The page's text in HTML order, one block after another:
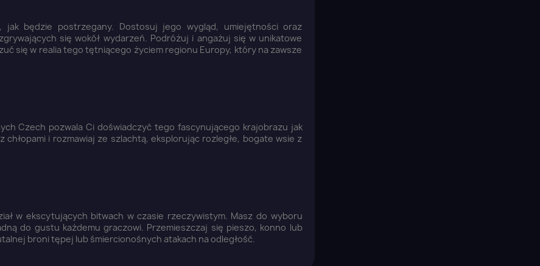
będzie postrzegany. Dostosuj jego wygląd, umiejętności oraz
się wokół wydarzeń. Podróżuj i angażuj się w unikatowe
się w realia tego tętniącego życiem regionu Europy, który na zawsze
Czech pozwala Ci doświadczyć tego fascynującego krajobrazu jak
i rozmawiaj ze szlachtą, eksplorując rozległe, bogate wsie z
w ekscytujących bitwach w czasie rzeczywistym. Masz do wyboru
do gustu każdemu graczowi. Przemieszczaj się pieszo, konno lub
broni tępej lub śmiercionośnych atakach na odległość.